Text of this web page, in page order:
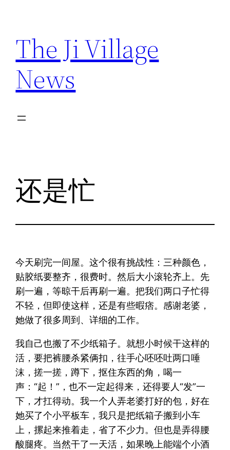
content
The Ji Village
News
还是忙
今天刷完一间屋。这个很有挑战性：三种颜色，
贴胶纸要整齐，很费时。然后大小滚轮齐上。先
刷一遍，等晾干后再刷一遍。把我们两口子忙得
不轻，但即使这样，还是有些暇痞。感谢老婆，
她做了很多周到、详细的工作。
我自己也搬了不少纸箱子。就想小时候干这样的
活，要把裤腰杀紧俩扣，往手心呸呸吐两口唾
沫，搓一搓，蹲下，抠住东西的角，喝一
声：“起！”，也不一定起得来，还得要人“发”一
下，才扛得动。我一个人弄老婆打好的包，好在
她买了个小平板车，我只是把纸箱子搬到小车
上，摞起来推着走，省了不少力。但也是弄得腰
酸腿疼。当然干了一天活，如果晚上能端个小酒